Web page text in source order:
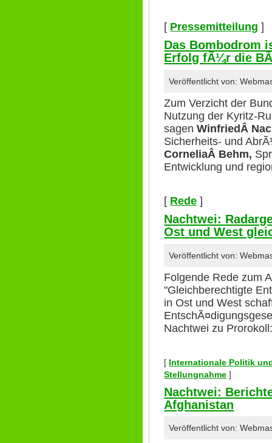
[ Pressemitteilung ]
Das Bombodrom
Erfolg fÃ¼r die
Veröffentlicht von:
Zum Verzicht der
Nutzung der Kyritz-
sagenWinfriedÂ
Sicherheits- und
CorneliaÂ Behm,
Entwicklung und
[ Rede ]
Nachtwei:
Ost und West
Veröffentlicht von:
Folgende Rede zum
"Gleichberechtigte
in Ost und West
Nachtwei zu
[ Internationale Politik
Stellungnahme ]
Nachtwei:
Afghanistan
Veröffentlicht von: